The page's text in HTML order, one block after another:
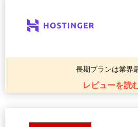
長期プランは業界
レビューを読